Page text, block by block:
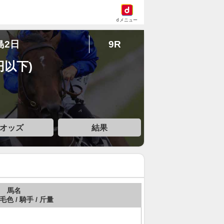
dメニュー
2日 9R
以下)
オッズ 結果
馬名
色 / 騎手 / 斤量